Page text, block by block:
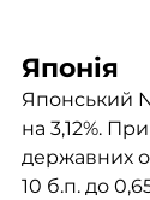
Японія
Японський
на 3,12%.
державних
10 б.п. до